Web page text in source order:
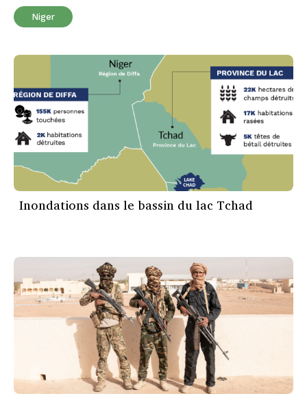
Niger
Inondations dans le bassin du lac Tchad